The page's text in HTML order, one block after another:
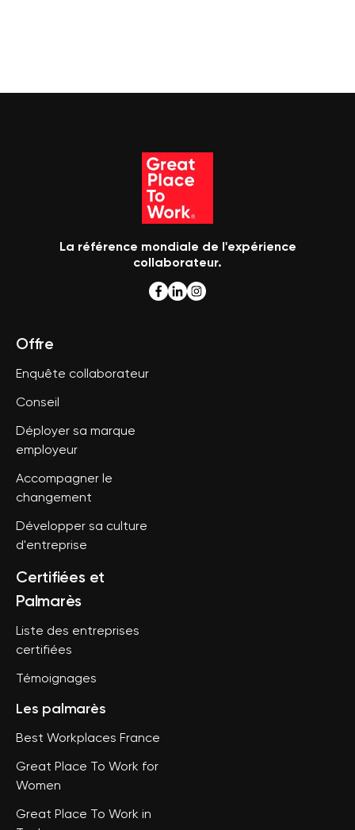
La référence mondiale de l'expérience
collaborateur.
Offre
Enquête collaborateur
Conseil
Déployer sa marque
employeur
Accompagner le
changement
Développer sa culture
d'entreprise
Certifiées et
Palmarès
Liste des entreprises
certifiées
Témoignages
Les palmarès
Best Workplaces France
Great Place To Work for
Women
Great Place To Work in